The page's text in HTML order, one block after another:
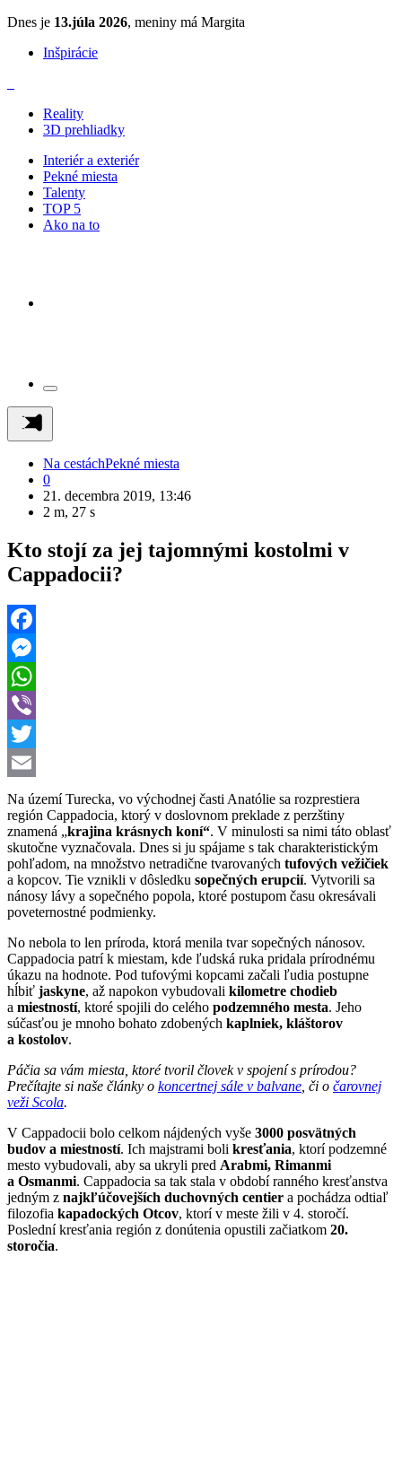
Dnes je 13.júla 2026, meniny má Margita
Inšpirácie
Reality
3D prehliadky
Interiér a exteriér
Pekné miesta
Talenty
TOP 5
Ako na to
Na cestáchPekné miesta
0
21. decembra 2019, 13:46
2 m, 27 s
Kto stojí za jej tajomnými kostolmi v
Cappadocii?
Facebook
Messenger
WhatsApp
Viber
Twitter
Email
Na území Turecka, vo východnej časti Anatólie sa rozprestiera
región Cappadocia, ktorý v doslovnom preklade z perzštiny
znamená „krajina krásnych koní“. V minulosti sa nimi táto oblasť
skutočne vyznačovala. Dnes si ju spájame s tak charakteristickým
pohľadom, na množstvo netradične tvarovaných tufových vežičiek
a kopcov. Tie vznikli v dôsledku sopečných erupcií. Vytvorili sa
nánosy lávy a sopečného popola, ktoré postupom času okresávali
poveternostné podmienky.
No nebola to len príroda, ktorá menila tvar sopečných nánosov.
Cappadocia patrí k miestam, kde ľudská ruka pridala prírodnému
úkazu na hodnote. Pod tufovými kopcami začali ľudia postupne
hĺbiť jaskyne, až napokon vybudovali kilometre chodieb
a miestností, ktoré spojili do celého podzemného mesta. Jeho
súčasťou je mnoho bohato zdobených kaplniek, kláštorov
a kostolov.
Páčia sa vám miesta, ktoré tvoril človek v spojení s prírodou?
Prečítajte si naše články o koncertnej sále v balvane či o čarovnej
veži Scola.
V Cappadocii bolo celkom nájdených vyše 3000 posvätných
budov a miestností. Ich majstrami boli kresťania, ktorí podzemné
mesto vybudovali, aby sa ukryli pred Arabmi, Rimanmi
a Osmanmi. Cappadocia sa tak stala v období ranného kresťanstva
jedným z najkľúčovejších duchovných centier a pochádza odtiaľ
filozofia kapadockých Otcov, ktorí v meste žili v 4. storočí.
Poslední kresťania región z donútenia opustili začiatkom 20.
storočia.